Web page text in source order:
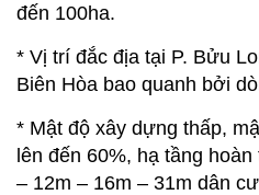
đến 100ha.
* Vị trí đắc địa tại P. Bửu
Biên Hòa bao quanh bởi
* Mật độ xây dựng thấp,
lên đến 60%, hạ tầng
– 12m – 16m – 31m dân